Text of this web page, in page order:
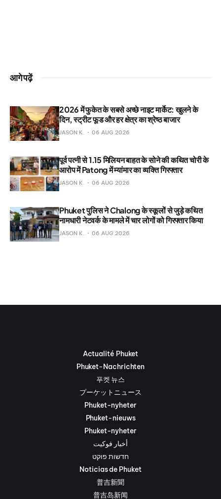
आगे पढ़ें
2026 में फुकेत के सबसे अच्छे नाइट मार्केट: खुलने के
दिन, स्ट्रीट फूड और हर क्षेत्र का श्रेष्ठ बाजार
JASON K. 06 AUG 2026
पूर्व पत्नी से 1.15 मिलियन बाहत के सोने की कथित चोरी के
आरोप में Patong में म्यांमार का व्यक्ति गिरफ्तार
JASON K. 06 AUG 2026
Phuket पुलिस ने Chalong के स्कूलों से जुड़े कथित
नामधारी नेटवर्क के मामले में चार लोगों को गिरफ्तार किया
JASON K. 06 AUG 2026
Actualité Phuket
Phuket-Nachrichten
푸켓 뉴스
プーケットニュース
Phuket-nyheter
Phuket-nieuws
Phuket-nyheter
أخبار فوكيت
חדשות פוקט
Noticias de Phuket
普吉新聞
普吉岛新闻